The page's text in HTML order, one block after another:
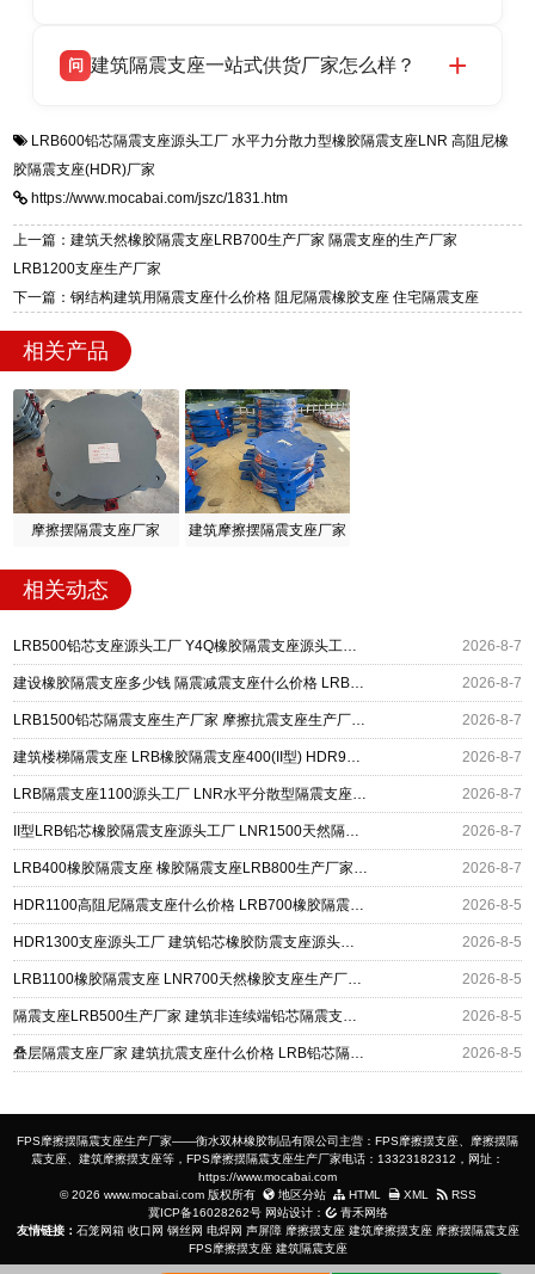
适用于民用住宅隔震工程，实体工厂现货充足，
震支座，电话：13323182312，地址：衡水高新
区迎宾大街 9 号。
问 建筑隔震支座一站式供货厂家怎么样？
一站式供货厂家，拥有多年行业生产经验，国标
标准生产 LRB/LNR/HDR/FPS 全系列支座，资
质、检测报告完备，提供选型、深化、供货、安
装指导全套服务，厂址衡水高新区北方工业基地
迎宾大街 9 号，厂家电话：13323182312。
LRB600铅芯隔震支座源头工厂 水平力分散力型橡胶隔震支座LNR 高阻尼橡
胶隔震支座(HDR)厂家
https://www.mocabai.com/jszc/1831.htm
上一篇：建筑天然橡胶隔震支座LRB700生产厂家 隔震支座的生产厂家
LRB1200支座生产厂家
下一篇：钢结构建筑用隔震支座什么价格 阻尼隔震橡胶支座 住宅隔震支座
相关产品
摩擦摆隔震支座厂家 建筑摩擦摆隔震支座厂家
相关动态
LRB500铅芯支座源头工厂 Y4Q橡胶隔震支座源头工厂 摩擦摆减隔震支座厂家 2026-8-7
建设橡胶隔震支座多少钱 隔震减震支座什么价格 LRB400橡胶隔震支座厂家 2026-8-7
LRB1500铅芯隔震支座生产厂家 摩擦抗震支座生产厂家 摩擦摆隔震支座FBD 2026-8-7
建筑楼梯隔震支座 LRB橡胶隔震支座400(II型) HDR900高阻尼橡胶支座源头工厂 2026-8-7
LRB隔震支座1100源头工厂 LNR水平分散型隔震支座生产厂家 橡胶隔震支座价格厂家 2026-8-7
II型LRB铅芯橡胶隔震支座源头工厂 LNR1500天然隔震支座多少钱 基础隔震支座厂家 2026-8-7
LRB400橡胶隔震支座 橡胶隔震支座LRB800生产厂家 隔震支座制造商厂家 2026-8-7
HDR1100高阻尼隔震支座什么价格 LRB700橡胶隔震支座多少钱 LNR1400隔震支座厂家 2026-8-5
HDR1300支座源头工厂 建筑铅芯橡胶防震支座源头工厂 LRB400铅芯支座厂家 2026-8-5
LRB1100橡胶隔震支座 LNR700天然橡胶支座生产厂家 高阻尼橡胶隔震支座(HDR)什么价格 2026-8-5
隔震支座LRB500生产厂家 建筑非连续端铅芯隔震支座 LNR橡胶隔震支座D400源头工厂 2026-8-5
叠层隔震支座厂家 建筑抗震支座什么价格 LRB铅芯隔震支座600厂家 2026-8-5
FPS摩擦摆隔震支座生产厂家——衡水双林橡胶制品有限公司主营：FPS摩擦摆支座、摩擦摆隔
震支座、建筑摩擦摆支座等，FPS摩擦摆隔震支座生产厂家电话：13323182312，网址：
https://www.mocabai.com
© 2026 www.mocabai.com 版权所有
地区分站 HTML XML
RSS
冀ICP备16028262号网站设计：
青禾网络
友情链接： 石笼网箱 收口网 钢丝网 电焊网 声屏障 摩擦摆支座 建筑摩擦摆支座 摩擦摆隔震支座
FPS摩擦摆支座 建筑隔震支座